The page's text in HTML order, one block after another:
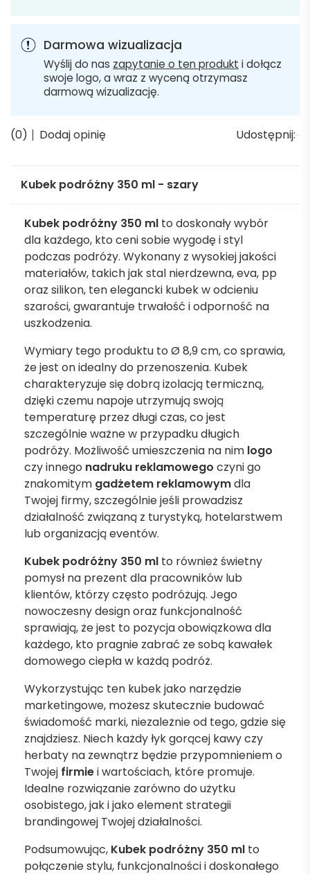
Darmowa wizualizacja
Wyślij do nas zapytanie o ten produkt i dołącz
swoje logo, a wraz z wyceną otrzymasz
darmową wizualizację.
(0) Dodaj opinię Udostępnij:
Kubek podróżny 350 ml - szary
Kubek podróżny 350 ml to doskonały wybór
dla każdego, kto ceni sobie wygodę i styl
podczas podróży. Wykonany z wysokiej jakości
materiałów, takich jak stal nierdzewna, eva, pp
oraz silikon, ten elegancki kubek w odcieniu
szarości, gwarantuje trwałość i odporność na
uszkodzenia.
Wymiary tego produktu to Ø 8,9 cm, co sprawia,
że jest on idealny do przenoszenia. Kubek
charakteryzuje się dobrą izolacją termiczną,
dzięki czemu napoje utrzymują swoją
temperaturę przez długi czas, co jest
szczególnie ważne w przypadku długich
podróży. Możliwość umieszczenia na nim logo
czy innego nadruku reklamowego czyni go
znakomitym gadżetem reklamowymdla
Twojej firmy, szczególnie jeśli prowadzisz
działalność związaną z turystyką, hotelarstwem
lub organizacją eventów.
Kubek podróżny 350 ml to również świetny
pomysł na prezent dla pracowników lub
klientów, którzy często podróżują. Jego
nowoczesny design oraz funkcjonalność
sprawiają, że jest to pozycja obowiązkowa dla
każdego, kto pragnie zabrać ze sobą kawałek
domowego ciepła w każdą podróż.
Wykorzystując ten kubek jako narzędzie
marketingowe, możesz skutecznie budować
świadomość marki, niezależnie od tego, gdzie się
znajdziesz. Niech każdy łyk gorącej kawy czy
herbaty na zewnątrz będzie przypomnieniem o
Twojej firmiei wartościach, które promuje.
Idealne rozwiązanie zarówno do użytku
osobistego, jak i jako element strategii
brandingowej Twojej działalności.
Podsumowując, Kubek podróżny 350 ml to
połączenie stylu, funkcjonalności i doskonałego